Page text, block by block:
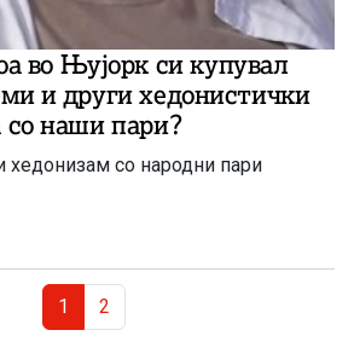
и други хедонистички
со наши пари?
со народни пари
Current Page
1 Page
2